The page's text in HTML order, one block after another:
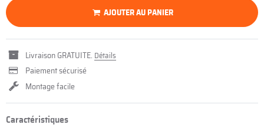
AJOUTER AU PANIER
Livraison GRATUITE. Détails
Paiement sécurisé
Montage facile
Caractéristiques